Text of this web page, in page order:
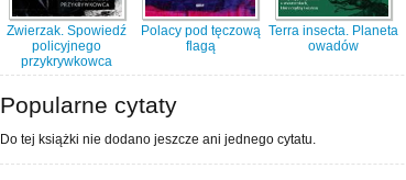
Zwierzak. Spowiedź
policyjnego
przykrywkowca
Polacy pod tęczową
flagą
Terra insecta. Planeta
owadów
Popularne cytaty
Do tej książki nie dodano jeszcze ani jednego cytatu.